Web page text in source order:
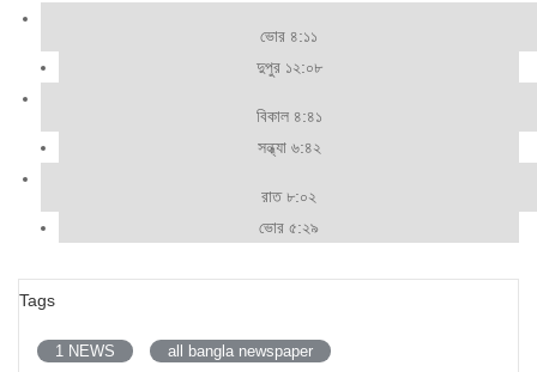
ভোর ৪:১১
দুপুর ১২:০৮
বিকাল ৪:৪১
সন্ধ্যা ৬:৪২
রাত ৮:০২
ভোর ৫:২৯
Tags
1 NEWS
all bangla newspaper